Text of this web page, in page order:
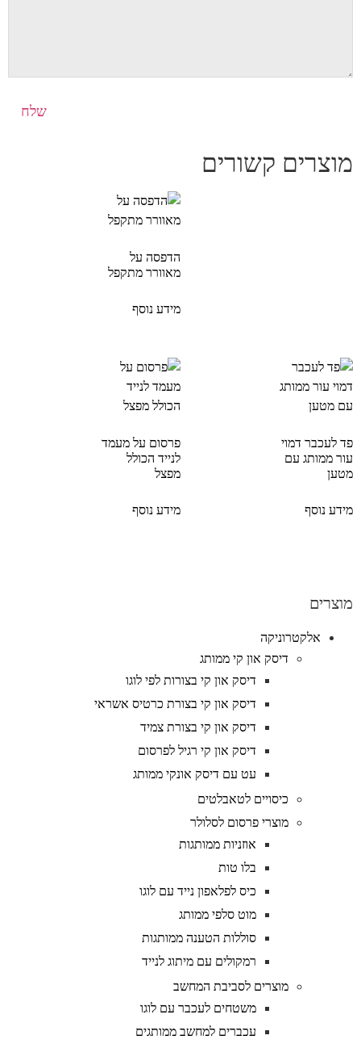
מוצרים
אלקטרוניקה
דיסק און קי ממותג
דיסק און קי בצורות לפי לוגו
דיסק און קי בצורת כרטיס אשראי
דיסק און קי בצורת צמיד
דיסק און קי רגיל לפרסום
עט עם דיסק אונקי ממותג
כיסויים לטאבלטים
מוצרי פרסום לסלולר
אוזניות ממותגות
בלו טות
כיס לפלאפון נייד עם לוגו
מוט סלפי ממותג
סוללות הטענה ממותגות
רמקולים עם מיתוג לנייד
מוצרים לסביבת המחשב
משטחים לעכבר עם לוגו
עכברים למחשב ממותגים
מוצרים קשורים
הדפסה על
מאוורר מתקפל
מידע נוסף
פד לעכבר דמוי
עור ממותג עם
מטען
מידע נוסף
פרסום על מעמד
לנייד הכולל
מפצל
מידע נוסף